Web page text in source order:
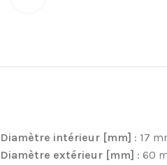
Diamètre intérieur [mm] : 17
Diamètre extérieur [mm] : 60